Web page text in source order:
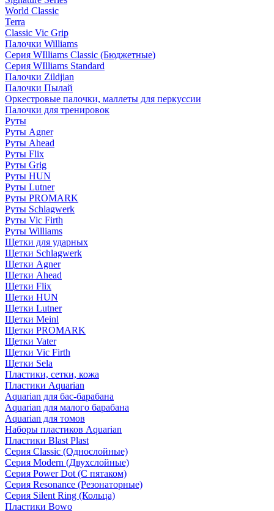
World Classic
Terra
Classic Vic Grip
Палочки Williams
Серия WIlliams Classic (Бюджетные)
Серия WIlliams Standard
Палочки Zildjian
Палочки Пылай
Оркестровые палочки, маллеты для перкуссии
Палочки для тренировок
Руты
Руты Agner
Руты Ahead
Руты Flix
Руты Grig
Руты HUN
Руты Lutner
Руты PROMARK
Руты Schlagwerk
Руты Vic Firth
Руты Williams
Щетки для ударных
Щетки Schlagwerk
Щетки Agner
Щетки Ahead
Щетки Flix
Щетки HUN
Щетки Lutner
Щетки Meinl
Щетки PROMARK
Щетки Vater
Щетки Vic Firth
Щетки Sela
Пластики, сетки, кожа
Пластики Aquarian
Aquarian для бас-барабана
Aquarian для малого барабана
Aquarian для томов
Наборы пластиков Aquarian
Пластики Blast Plast
Серия Classic (Однослойные)
Серия Modern (Двухслойные)
Серия Power Dot (С пятаком)
Серия Resonance (Резонаторные)
Серия Silent Ring (Кольца)
Пластики Bowo